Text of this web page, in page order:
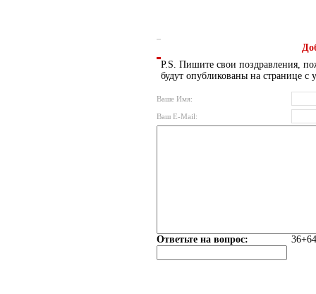
P.S. Пишите свои поздравления,
будут опубликованы на странице с
Ваше Имя:
Ваш E-Mail:
Ответьте на вопрос: